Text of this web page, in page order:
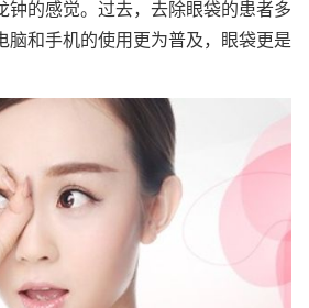
钟的感觉。过去，去除眼袋的患者多
脑和手机的使用更为普及，眼袋更是